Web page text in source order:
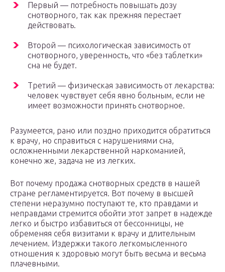
Первый — потребность повышать дозу
снотворного, так как прежняя перестает
действовать.
Второй — психологическая зависимость от
снотворного, уверенность, что «без таблетки»
сна не будет.
Третий — физическая зависимость от лекарства:
человек чувствует себя явно больным, если не
имеет возможности принять снотворное.
Разумеется, рано или поздно приходится обратиться
к врачу, но справиться с нарушениями сна,
осложненными лекарственной наркоманией,
конечно же, задача не из легких.
Вот почему продажа снотворных средств в нашей
стране регламентируется. Вот почему в высшей
степени неразумно поступают те, кто правдами и
неправдами стремится обойти этот запрет в надежде
легко и быстро избавиться от бессонницы, не
обременяя себя визитами к врачу и длительным
лечением. Издержки такого легкомысленного
отношения к здоровью могут быть весьма и весьма
плачевными.